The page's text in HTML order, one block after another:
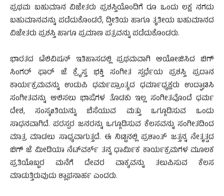
ಪ್ರಥಮ ಬಹುಮಾನ ವಿಜೇತರು ಪ್ರಶಸ್ತಿಯೊಂದಿಗೆ ರೂ ಒಂದು ಲಕ್ಷ ನಗದು
ಬಹುಮಾನವನ್ನು ಪಡೆದುಕೊಂಡರೆ, ದ್ವೀತಿಯ ಹಾಗೂ ತೃತೀಯ ಬಹುಮಾನದ
ವಿಜೇತರು ಪ್ರಶಸ್ತಿ ಹಾಗೂ ಪ್ರಮಾಣ ಪತ್ರವನ್ನು ಪಡೆದುಕೊಂಡರು.
ಭಾರತದ ಟೆಲಿವಿಷನ್ ಇತಿಹಾಸದಲ್ಲಿ ಪ್ರಥಮವಾಗಿ ಆಯೋಜಿಸಿದ ಬಿಗ್
ಸಿಂಗರ್ ಫಾರ್ ಜೆ ಕ್ರೈಸ್ತ ಭಕ್ತಿ ಸಂಗೀತ ಸ್ಪರ್ಧೆಯ ಪ್ರಶಸ್ತಿ ಪ್ರದಾನ
ಕಾರ್ಯಕ್ರಮವನ್ನು ಉಡುಪಿ ಧರ್ಮಪ್ರಾಂತ್ಯದ ಧರ್ಮಾಧ್ಯಕ್ಷರು ಉದ್ಘಾಟಿಸಿ
ಸಂಗೀತವನ್ನು ಆಲಿಸಲು ಭಾಷೆಗಳ ತೊಡಕು ಇಲ್ಲ ಸಂಗೀತವೊಂದೆ ಧರ್ಮ
ದೇಶ, ಸಂಸ್ಕøತಿಯನ್ನು ಬೆಸೆಯುವ ಮತ್ತು ಒಗ್ಗೂಡಿಸುವ ಒಂದು
ಸಾಧನವಾಗಿದೆ. ಪರಸ್ಪರ ಜನರನ್ನು ಒಗ್ಗೂಡಿಸುವ ಕೆಲಸವನ್ನು ಸಂಗೀತದಿಂದ
ಮಾತ್ರ ಮಾಡಲು ಸಾಧ್ಯವಾಗುತ್ತದೆ. ಈ ನಿಟ್ಟಿನಲ್ಲಿ ಪ್ರಶಾಂತ್ ಜತ್ತನ್ನ ನೇತೃತ್ವದ
ಬಿಗ್ ಜೆ ಮೀಡಿಯಾ ನೆಟ್‍ವರ್ಕ್ ತನ್ನ ಧಾರ್ಮಿಕ ಕಾರ್ಯಕ್ರಮಗಳ ಮೂಲಕ
ಪ್ರತಿಯೊಬ್ಬರ ಮನೆಗೆ ದೇವರ ವಾಕ್ಯವನ್ನು ತಲುಪಿಸುವ ಕೆಲಸ
ಮಾಡುತ್ತಿರುವುದು ಶ್ಲಾಘನಾರ್ಹ ಎಂದರು.